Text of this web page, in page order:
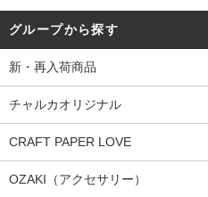
グループから探す
新・再入荷商品
チャルカオリジナル
CRAFT PAPER LOVE
OZAKI（アクセサリー）